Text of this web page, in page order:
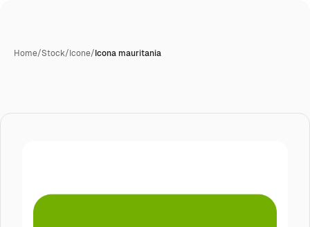
Home/Stock/Icone/Icona mauritania